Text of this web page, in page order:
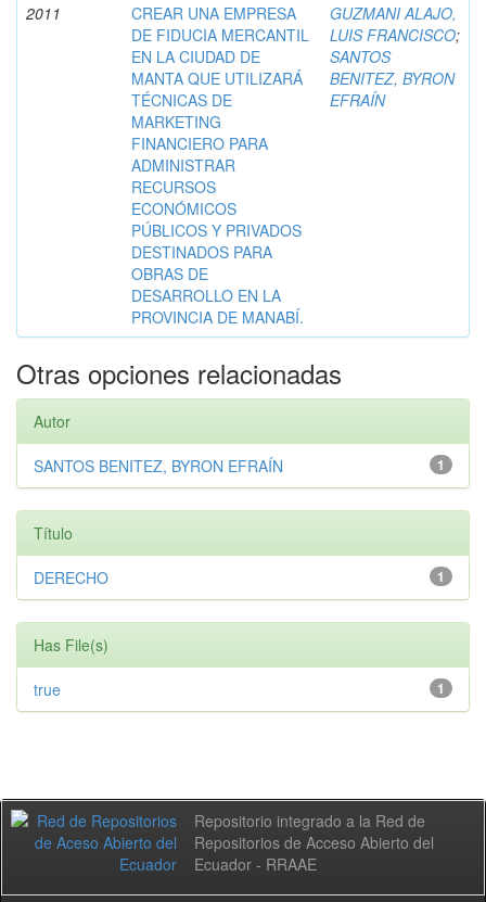
2011
CREAR UNA EMPRESA
DE FIDUCIA MERCANTIL
EN LA CIUDAD DE
MANTA QUE UTILIZARÁ
TÉCNICAS DE
MARKETING
FINANCIERO PARA
ADMINISTRAR
RECURSOS
ECONÓMICOS
PÚBLICOS Y PRIVADOS
DESTINADOS PARA
OBRAS DE
DESARROLLO EN LA
PROVINCIA DE MANABÍ.
GUZMANI ALAJO,
LUIS FRANCISCO;
SANTOS
BENITEZ, BYRON
EFRAÍN
Otras opciones relacionadas
Autor
1
SANTOS BENITEZ, BYRON EFRAÍN
Título
1
DERECHO
Has File(s)
1
true
Repositorio integrado a la Red de
Repositorios de Acceso Abierto del
Ecuador - RRAAE